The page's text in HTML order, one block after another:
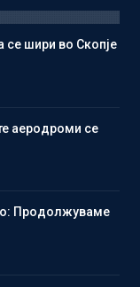
се шири во Скопје
аеродроми се
Продолжуваме